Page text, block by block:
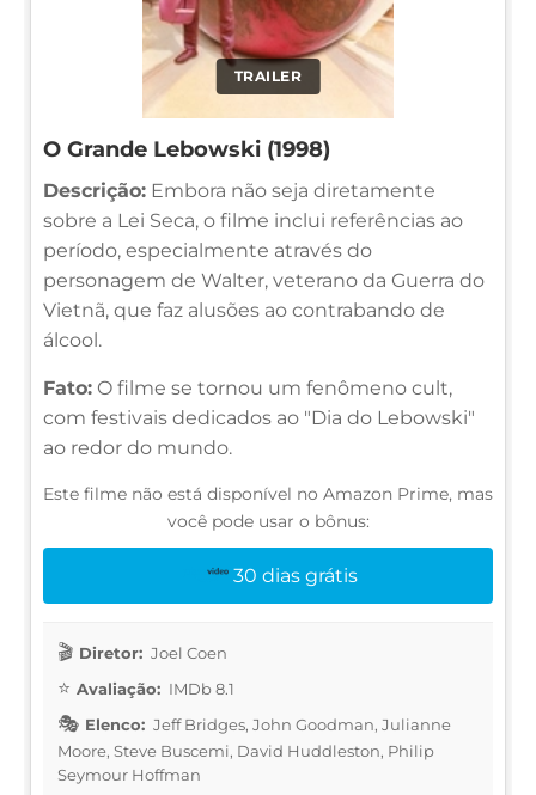
TRAILER
O Grande Lebowski (1998)
Descrição: Embora não seja diretamente
sobre a Lei Seca, o filme inclui referências ao
período, especialmente através do
personagem de Walter, veterano da Guerra do
Vietnã, que faz alusões ao contrabando de
álcool.
Fato: O filme se tornou um fenômeno cult,
com festivais dedicados ao "Dia do Lebowski"
ao redor do mundo.
Este filme não está disponível no Amazon Prime, mas
você pode usar o bônus:
30 dias grátis
Diretor: Joel Coen
Avaliação: IMDb 8.1
Elenco: Jeff Bridges, John Goodman, Julianne
Moore, Steve Buscemi, David Huddleston, Philip
Seymour Hoffman